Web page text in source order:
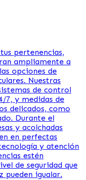
pertenencias,
ampliamente a
opciones de
Nuestras
de control
7, y medidas de
delicados, como
Durante el
y acolchadas
en perfectas
y atención
estén
de seguridad que
pueden igualar.